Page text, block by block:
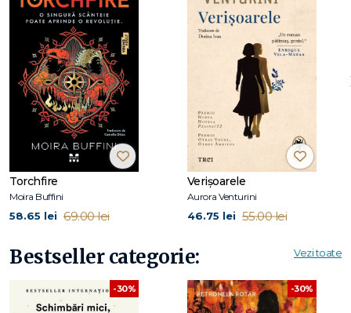
Torchfire
Moira Buffini
58.65 lei 69.00 lei
Verișoarele
Aurora Venturini
46.75 lei 55.00 lei
Bestseller categorie: Vezi toate
-30% -30%